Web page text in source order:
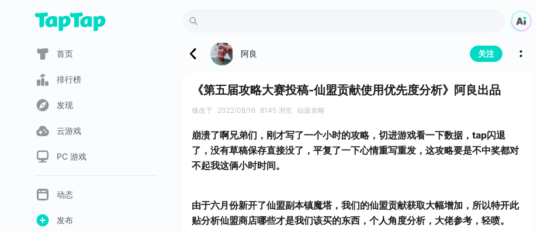
首页
排行榜
发现
云游戏
PC 游戏
动态
发布
阿良 关注
《第五届攻略大赛投稿-仙盟贡献使用优先度分析》阿良出品
修改于 2022/08/16 8145 浏览 仙途攻略
崩溃了啊兄弟们，刚才写了一个小时的攻略，切进游戏看一下数据，tap闪退
了，没有草稿保存直接没了，平复了一下心情重写重发，这攻略要是不中奖都对
不起我这俩小时时间。
由于六月份新开了仙盟副本镇魔塔，我们的仙盟贡献获取大幅增加，所以特开此
贴分析仙盟商店哪些才是我们该买的东西，个人角度分析，大佬参考，轻喷。